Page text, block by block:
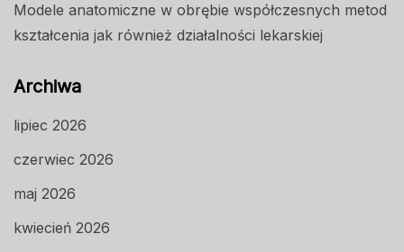
Modele anatomiczne w obrębie współczesnych metod
kształcenia jak również działalności lekarskiej
Archiwa
lipiec 2026
czerwiec 2026
maj 2026
kwiecień 2026